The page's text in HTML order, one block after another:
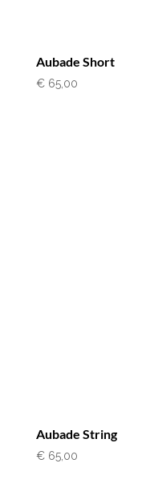
Aubade Short
€65,00
Aubade String
€65,00